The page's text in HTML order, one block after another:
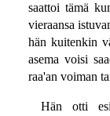
saattoi tämä
vieraansa
hän kuitenkin
asema voisi
raa'an voiman
Hän otti